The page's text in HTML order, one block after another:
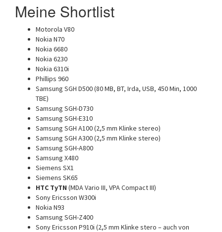
Meine Shortlist
Motorola V80
Nokia N70
Nokia 6680
Nokia 6230
Nokia 6310i
Phillips 960
Samsung SGH D500 (80 MB, BT, Irda, USB, 450 Min, 1000
TBE)
Samsung SGH-D730
Samsung SGH-E310
Samsung SGH A100 (2,5 mm Klinke stereo)
Samsung SGH A300 (2,5 mm Klinke stereo)
Samsung SGH-A800
Samsung X480
Siemens SX1
Siemens SK65
HTC TyTN (MDA Vario III, VPA Compact III)
Sony Ericsson W300i
Nokia N93
Samsung SGH-Z400
Sony Ericsson P910i (2,5 mm Klinke stero – auch von